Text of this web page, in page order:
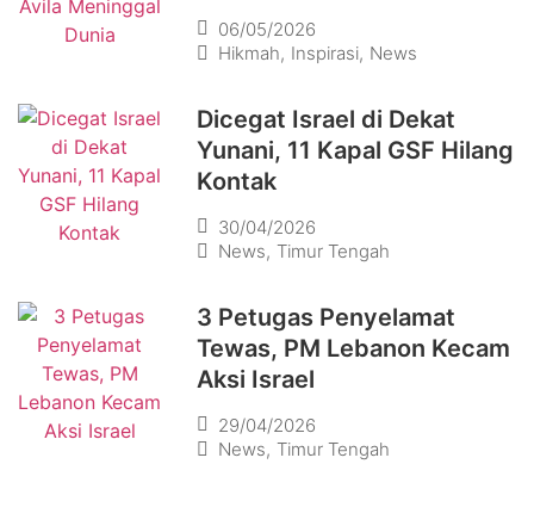
06/05/2026
Hikmah, Inspirasi, News
Dicegat Israel di Dekat
Yunani, 11 Kapal GSF Hilang
Kontak
30/04/2026
News, Timur Tengah
3 Petugas Penyelamat
Tewas, PM Lebanon Kecam
Aksi Israel
29/04/2026
News, Timur Tengah